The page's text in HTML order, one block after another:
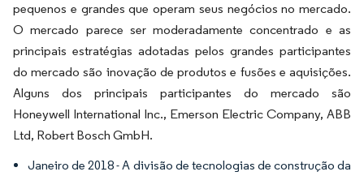
pequenos e grandes que operam seus negócios no mercado.
O mercado parece ser moderadamente concentrado e as
principais estratégias adotadas pelos grandes participantes
do mercado são inovação de produtos e fusões e aquisições.
Alguns dos principais participantes do mercado são
Honeywell International Inc., Emerson Electric Company, ABB
Ltd, Robert Bosch GmbH.
Janeiro de 2018 - A divisão de tecnologias de construção da